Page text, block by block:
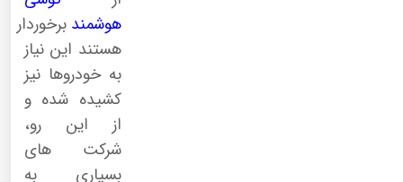
هوشمند برخوردار
هستند این نیاز
به خودروها نیز
کشیده شده و
از این رو،
شرکت های
بسیاری به